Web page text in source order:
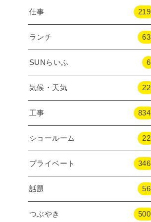
仕事 219
ランチ 63
SUNらいふ 6
気候・天気 22
工事 834
ショールーム 22
プライベート 346
話題 56
つぶやき 500